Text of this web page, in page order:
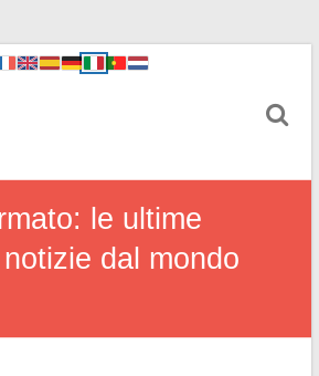
le ultime
dal mondo